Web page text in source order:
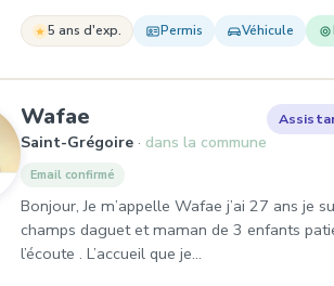
5 ans d'exp. Permis Véhicule
Wafae , Assistante
Saint-Grégoire dans la commune
Email confirmé
Bonjour, Je m’appelle Wafae j’ai 27 ans
champs daguet et maman de 3 enfants
l’écoute . L’accueil que je…